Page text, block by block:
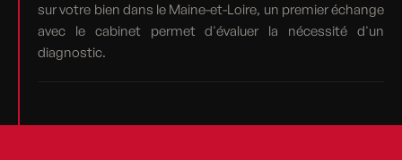
sur votre bien dans le Maine-et-Loire, un premier échange
avec le cabinet permet d'évaluer la nécessité d'un
diagnostic.